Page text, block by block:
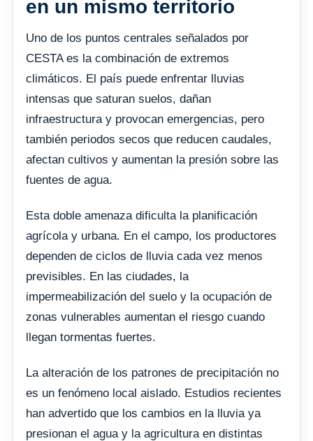
en un mismo territorio
Uno de los puntos centrales señalados por
CESTA es la combinación de extremos
climáticos. El país puede enfrentar lluvias
intensas que saturan suelos, dañan
infraestructura y provocan emergencias, pero
también periodos secos que reducen caudales,
afectan cultivos y aumentan la presión sobre las
fuentes de agua.
Esta doble amenaza dificulta la planificación
agrícola y urbana. En el campo, los productores
dependen de ciclos de lluvia cada vez menos
previsibles. En las ciudades, la
impermeabilización del suelo y la ocupación de
zonas vulnerables aumentan el riesgo cuando
llegan tormentas fuertes.
La alteración de los patrones de precipitación no
es un fenómeno local aislado. Estudios recientes
han advertido que los cambios en la lluvia ya
presionan el agua y la agricultura en distintas